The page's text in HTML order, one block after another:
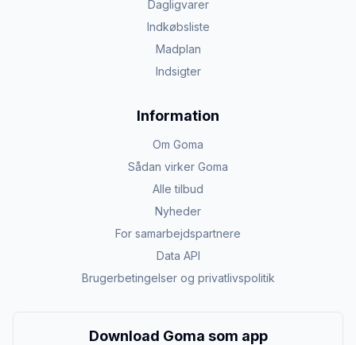
Dagligvarer
Indkøbsliste
Madplan
Indsigter
Information
Om Goma
Sådan virker Goma
Alle tilbud
Nyheder
For samarbejdspartnere
Data API
Brugerbetingelser og privatlivspolitik
Download Goma som app